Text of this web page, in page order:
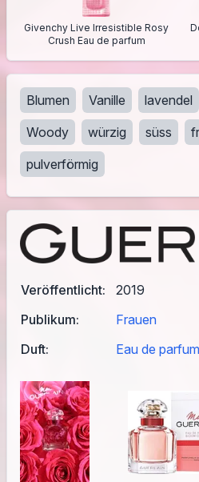
Veröffentlicht:
2019
Publikum:
Frauen
Duft:
Eau de parfum
Givenchy Live Irresistible Rosy
Crush Eau de parfum
Blumen Vanille lavendel
Woody
würzig süss
pulverförmig